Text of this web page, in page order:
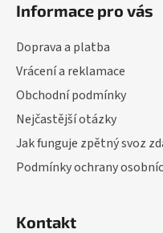
Informace pro vás
Doprava a platba
Vrácení a reklamace
Obchodní podmínky
Nejčastější otázky
Jak funguje zpětný svoz
Podmínky ochrany
Kontakt